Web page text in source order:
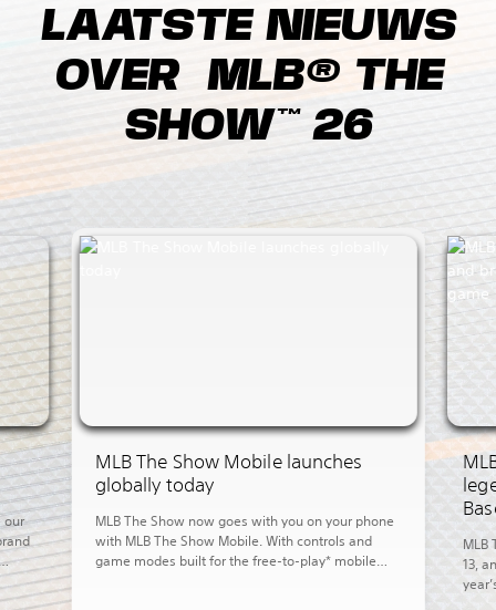
LAATSTE NIEUWS
OVER MLB® THE
SHOW™ 26
MLB The Show Mobile launches
globally today
MLB The Show now goes with you on your phone
with MLB The Show Mobile. With controls and
game modes built for the free-to-play* mobile
MLB
13,
our